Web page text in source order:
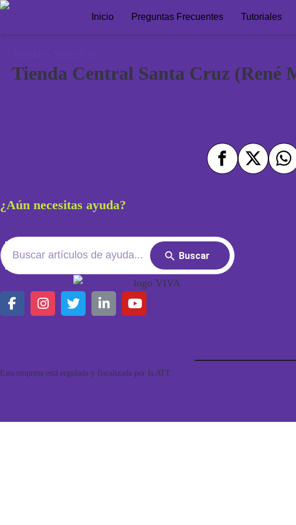
Inicio Preguntas Frecuentes Tutoriales
Tienda Central Santa Cruz (René
¿Aún necesitas ayuda?
Search
for:
Search
Button
Esta empresa está regulada y fiscalizada por la ATT